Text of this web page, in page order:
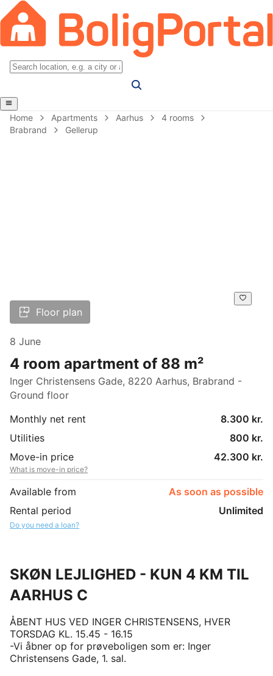
Home Apartments Aarhus
4 rooms
Brabrand
Gellerup
Floor plan
8 June
4 room apartment of 88 m²
Inger Christensens Gade, 8220 Aarhus, Brabrand -
Ground floor
Monthly net rent
8.300 kr.
Utilities
800 kr.
Move-in price
42.300 kr.
What is move-in price?
Available from
As soon as possible
Rental period
Unlimited
Do you need a loan?
SKØN LEJLIGHED - KUN 4 KM TIL
AARHUS C
ÅBENT HUS VED INGER CHRISTENSENS, HVER
TORSDAG KL. 15.45 - 16.15
-Vi åbner op for prøveboligen som er: Inger
Christensens Gade, 1. sal.